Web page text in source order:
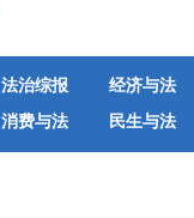
法治综报
经济与法
消费与法
民生与法